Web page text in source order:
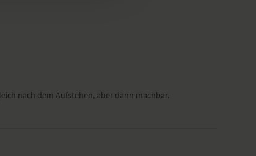
nach dem Aufstehen, aber dann machbar.